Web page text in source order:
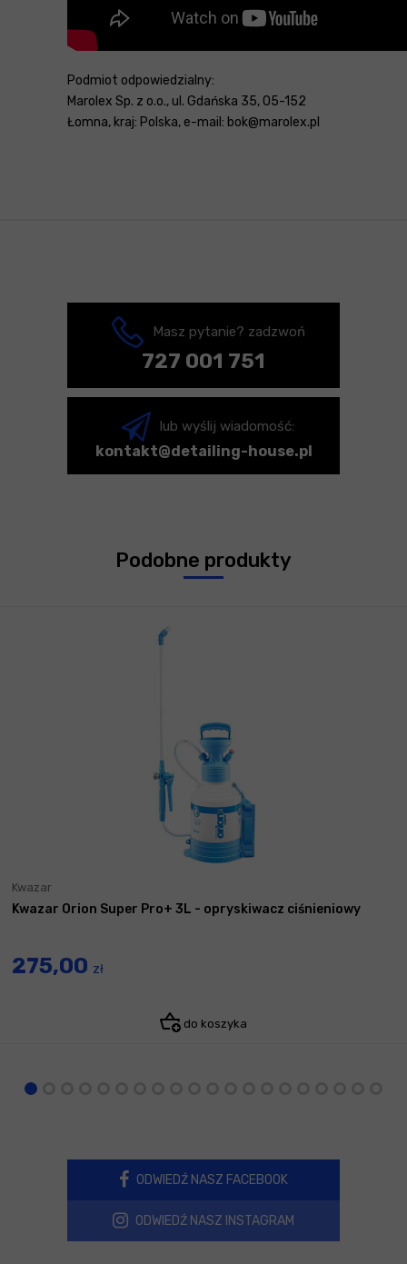
Podmiot odpowiedzialny:
Marolex Sp. z o.o., ul. Gdańska 35, 05-152
Łomna, kraj: Polska, e-mail: bok@marolex.pl
Masz pytanie? zadzwoń
727 001 751
lub wyślij wiadomość:
kontakt@detailing-house.pl
Podobne produkty
Kwazar
Kwazar Orion Super Pro+ 3L - opryskiwacz ciśnieniowy
275,00 zł
do koszyka
ODWIEDŹ NASZ FACEBOOK
ODWIEDŹ NASZ INSTAGRAM